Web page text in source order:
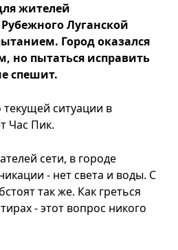
жителей
Луганской
Город оказался
но пытаться исправить
спешит.
текущей ситуации в
Час Пик.
сети, в городе
- нет света и воды. С
так же. Как греться
- этот вопрос никого